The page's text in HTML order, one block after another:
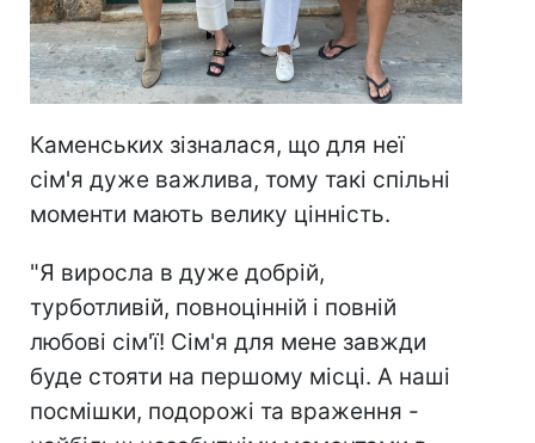
Каменських зізналася, що для неї
сім'я дуже важлива, тому такі спільні
моменти мають велику цінність.
"Я виросла в дуже добрій,
турботливій, повноцінній і повній
любові сім'ї! Сім'я для мене завжди
буде стояти на першому місці. А наші
посмішки, подорожі та враження -